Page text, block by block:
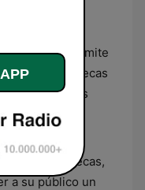
mexicana
que transmite
de Zacatecas
a los
y
de Zacatecas,
a su público un